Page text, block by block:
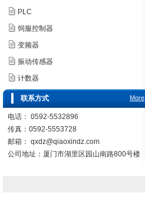
PLC
饲服控制器
变频器
振动传感器
计数器
More
联系方式
电话： 0592-5532896
传真：0592-5553728
邮箱： qxdz@qiaoxindz.com
公司地址：厦门市湖里区园山南路800号楼